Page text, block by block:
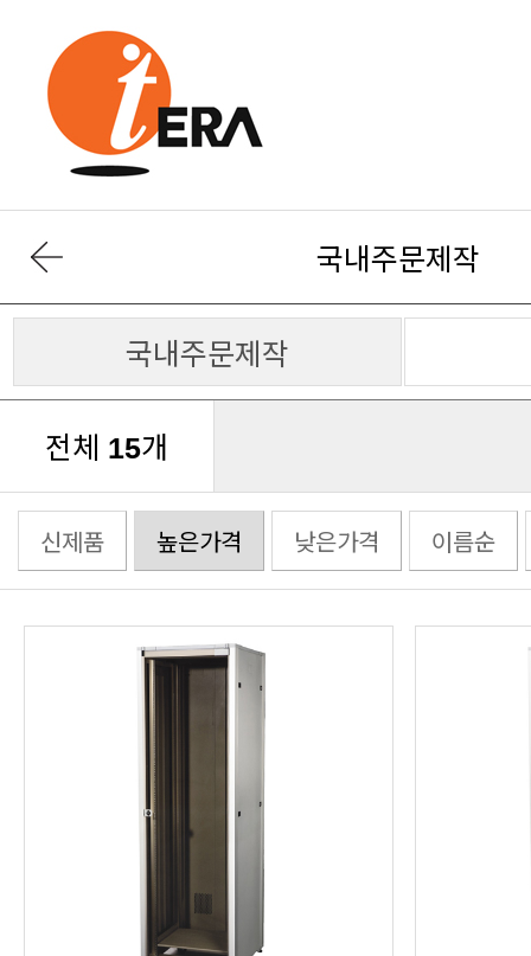
국내주문제작
국내주문제작
전체 15개
신제품 높은가격 낮은가격 이름순